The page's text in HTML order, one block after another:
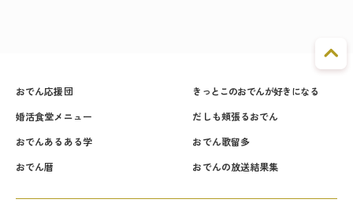
おでん応援団 きっとこのおでんが好きになる
婚活食堂メニュー だしも頬張るおでん
おでんあるある学 おでん歌留多
おでん暦 おでんの放送結果集